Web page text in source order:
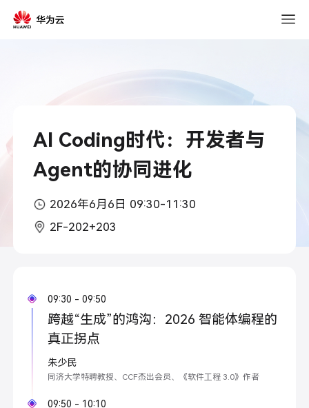
AI Coding时代：开发者与
Agent的协同进化
2026年6月6日 09:30-11:30
2F-202+203
09:30 - 09:50
跨越“生成”的鸿沟：2026 智能体编程的
真正拐点
朱少民
同济大学特聘教授、CCF杰出会员、《软件工程 3.0》作者
09:50 - 10:10